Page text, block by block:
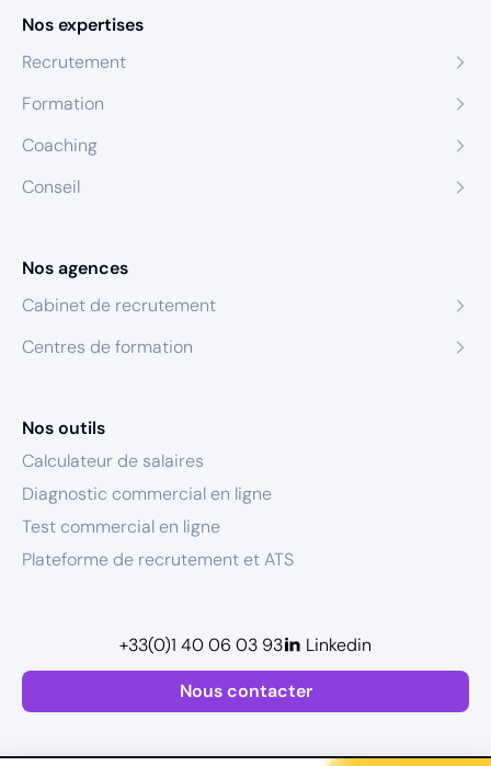
Nos expertises
Recrutement
Formation
Coaching
Conseil
Nos agences
Cabinet de recrutement
Centres de formation
Nos outils
Calculateur de salaires
Diagnostic commercial en ligne
Test commercial en ligne
Plateforme de recrutement et ATS
Nous contacter
+33(0)1 40 06 03 93 Linkedin